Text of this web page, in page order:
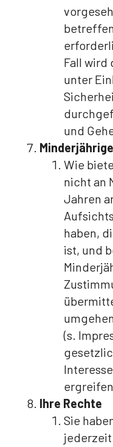
Fall wird
unter
und
Minderjährige
Wie
nicht an
Jahren
haben,
ist, und
(s.
Ihre Rechte
Sie
jederzeit